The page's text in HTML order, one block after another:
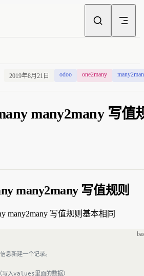
2019年8月21日 odoo one2many
many2many 写值
many2many 写值规则
many2many 写值规则基本相同
新建一个记录。
入values里面的数据）